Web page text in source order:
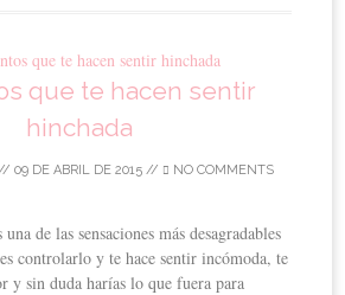
que te hacen sentir
hinchada
09 DE ABRIL DE 2015 // NO COMMENTS
de las sensaciones más desagradables
controlarlo y te hace sentir incómoda, te
y sin duda harías lo que fuera para